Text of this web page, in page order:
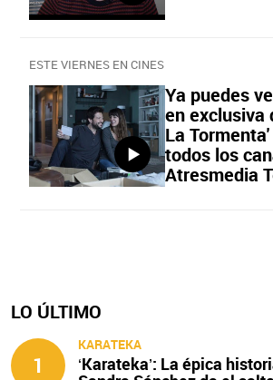
ESTE VIERNES EN CINES
Ya puedes
en exclusiva
La
todos los
Atresmedia
LO ÚLTIMO
1
KARATEKA
‘Karateka’: La épica